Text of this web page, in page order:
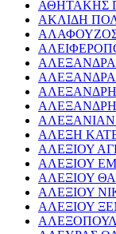
ΑΘΗΤΑΚΗΣ
ΑΚΛΙΔΗ
ΑΛΕΞΑΝΙΑΝ
ΑΛΕΞΗ
ΑΛΕΞΙΟΥ
ΑΛΕΞΙΟΥ
ΑΛΕΞΙΟΥ
ΑΛΕΞΙΟΥ
ΑΛΕΞΙΟΥ